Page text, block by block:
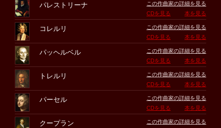
パレストリーナ
この作曲家の詳細を見る
CDを見る
本を見る
コレルリ
この作曲家の詳細を見る
CDを見る
本を見る
パッヘルベル
この作曲家の詳細を見る
CDを見る
本を見る
トレルリ
この作曲家の詳細を見る
CDを見る
本を見る
パーセル
この作曲家の詳細を見る
CDを見る
本を見る
クープラン
この作曲家の詳細を見る